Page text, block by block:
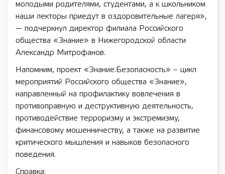
молодыми родителями, студентами, а к школьником
наши лекторы приедут в оздоровительные лагеря»,
— подчеркнул директор филиала Российского
общества «Знание» в Нижегородской области
Александр Митрофанов.
Напомним, проект «Знание.Безопасность» – цикл
мероприятий Российского общества «Знание»,
направленный на профилактику вовлечения в
противоправную и деструктивную деятельность,
противодействие терроризму и экстремизму,
финансовому мошенничеству, а также на развитие
критического мышления и навыков безопасного
поведения.
Справка: